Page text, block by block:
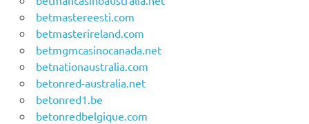
betmastereesti.com
betmasterireland.com
betmgmcasinocanada.net
betnationaustralia.com
betonred-australia.net
betonred1.be
betonredbelgique.com